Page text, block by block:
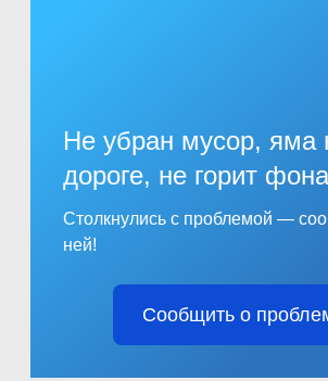
Не убран мусор, яма
дороге, не горит
Столкнулись с проблемой —
ней!
Сообщить о